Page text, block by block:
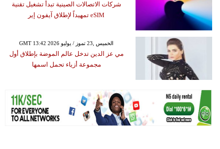
شركات الاتصالات الصينية تبدأ تشغيل تقنية
eSIM تمهيداً لإطلاق آيفون إير
GMT 13:42 2026 الخميس ,23 تموز / يوليو
مي عز الدين تدخل عالم الموضة بإطلاق أول
مجموعة أزياء تحمل اسمها